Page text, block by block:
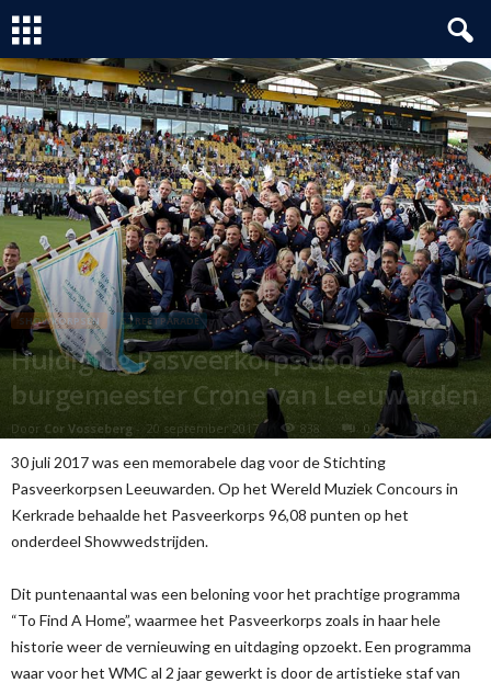
SHOWKORPSEN STREETPARADE
Huldiging Pasveerkorps door
burgemeester Crone van Leeuwarden
Door Cor Vosseberg - 20 september 2017 838 0
30 juli 2017 was een memorabele dag voor de Stichting
Pasveerkorpsen Leeuwarden. Op het Wereld Muziek Concours in
Kerkrade behaalde het Pasveerkorps 96,08 punten op het
onderdeel Showwedstrijden.
Dit puntenaantal was een beloning voor het prachtige programma
“To Find A Home”, waarmee het Pasveerkorps zoals in haar hele
historie weer de vernieuwing en uitdaging opzoekt. Een programma
waar voor het WMC al 2 jaar gewerkt is door de artistieke staf van